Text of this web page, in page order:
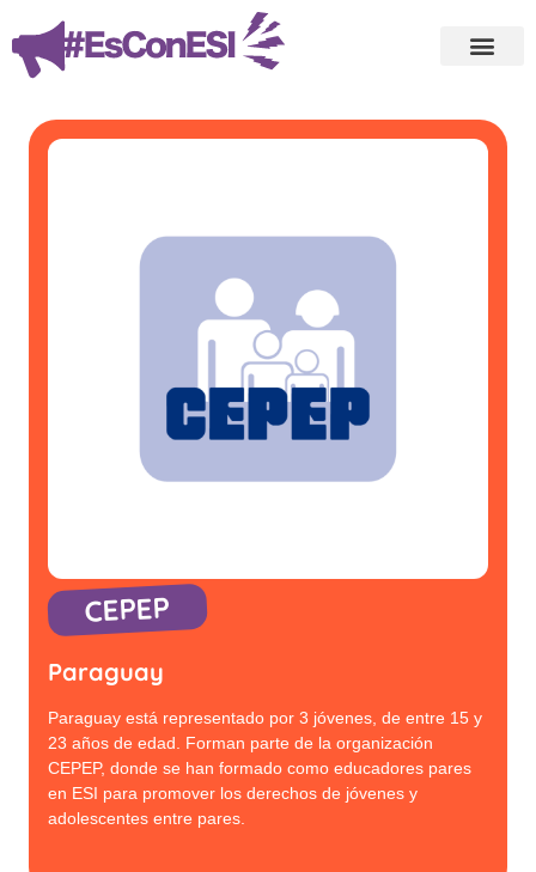
CEPEP
Paraguay
Paraguay está representado por 3 jóvenes, de entre 15 y
23 años de edad. Forman parte de la organización
CEPEP, donde se han formado como educadores pares
en ESI para promover los derechos de jóvenes y
adolescentes entre pares.